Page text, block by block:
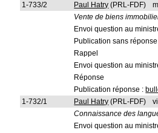
1-733/2
Paul Hatry (PRL-FDF)
Vente de biens
Envoi question au
Publication sans
Rappel
Envoi question au
Réponse
Publication réponse :
1-732/1
Paul Hatry (PRL-FDF)
Connaissance des
Envoi question au